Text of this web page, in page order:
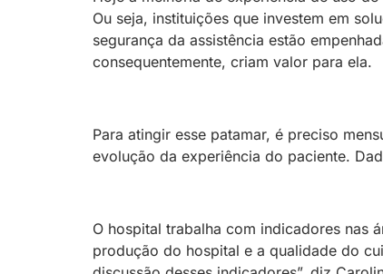
Ou seja, instituições que investem em
segurança da assistência estão
consequentemente, criam valor para ela.
Para atingir esse patamar, é preciso
evolução da experiência do paciente.
O hospital trabalha com indicadores nas
produção do hospital e a qualidade do